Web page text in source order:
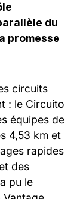
du
promesse
circuits
: le Circuito
équipes de
4,53 km et
rapides
des
pu le